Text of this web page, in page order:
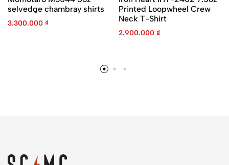
selvedge chambray shirts
3.300.000 ₫
Printed Loopwheel Crew
Neck T-Shirt
2.900.000 ₫